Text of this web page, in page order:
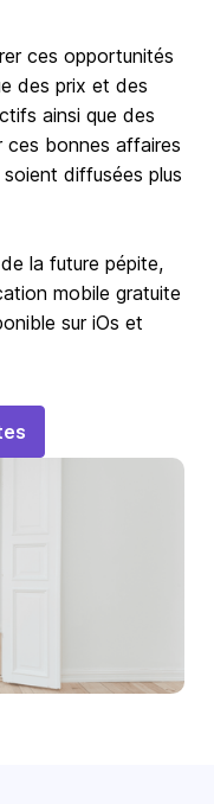
ces opportunités
des prix et des
ainsi que des
ces bonnes affaires
diffusées plus
la future pépite,
mobile gratuite
sur iOs et